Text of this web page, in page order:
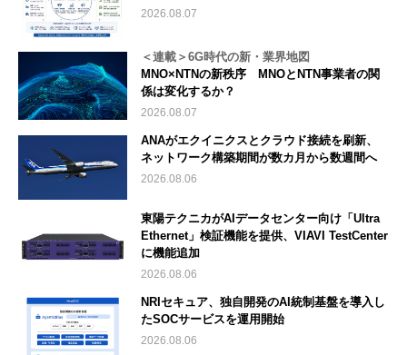
2026.08.07
＜連載＞6G時代の新・業界地図
MNO×NTNの新秩序 MNOとNTN事業者の関
係は変化するか？
2026.08.07
ANAがエクイニクスとクラウド接続を刷新、
ネットワーク構築期間が数カ月から数週間へ
2026.08.06
東陽テクニカがAIデータセンター向け「Ultra
Ethernet」検証機能を提供、VIAVI TestCenter
に機能追加
2026.08.06
NRIセキュア、独自開発のAI統制基盤を導入し
たSOCサービスを運用開始
2026.08.06